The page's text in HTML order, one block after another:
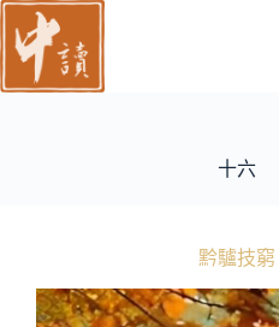
跳
至
主
十六
黔驢技窮